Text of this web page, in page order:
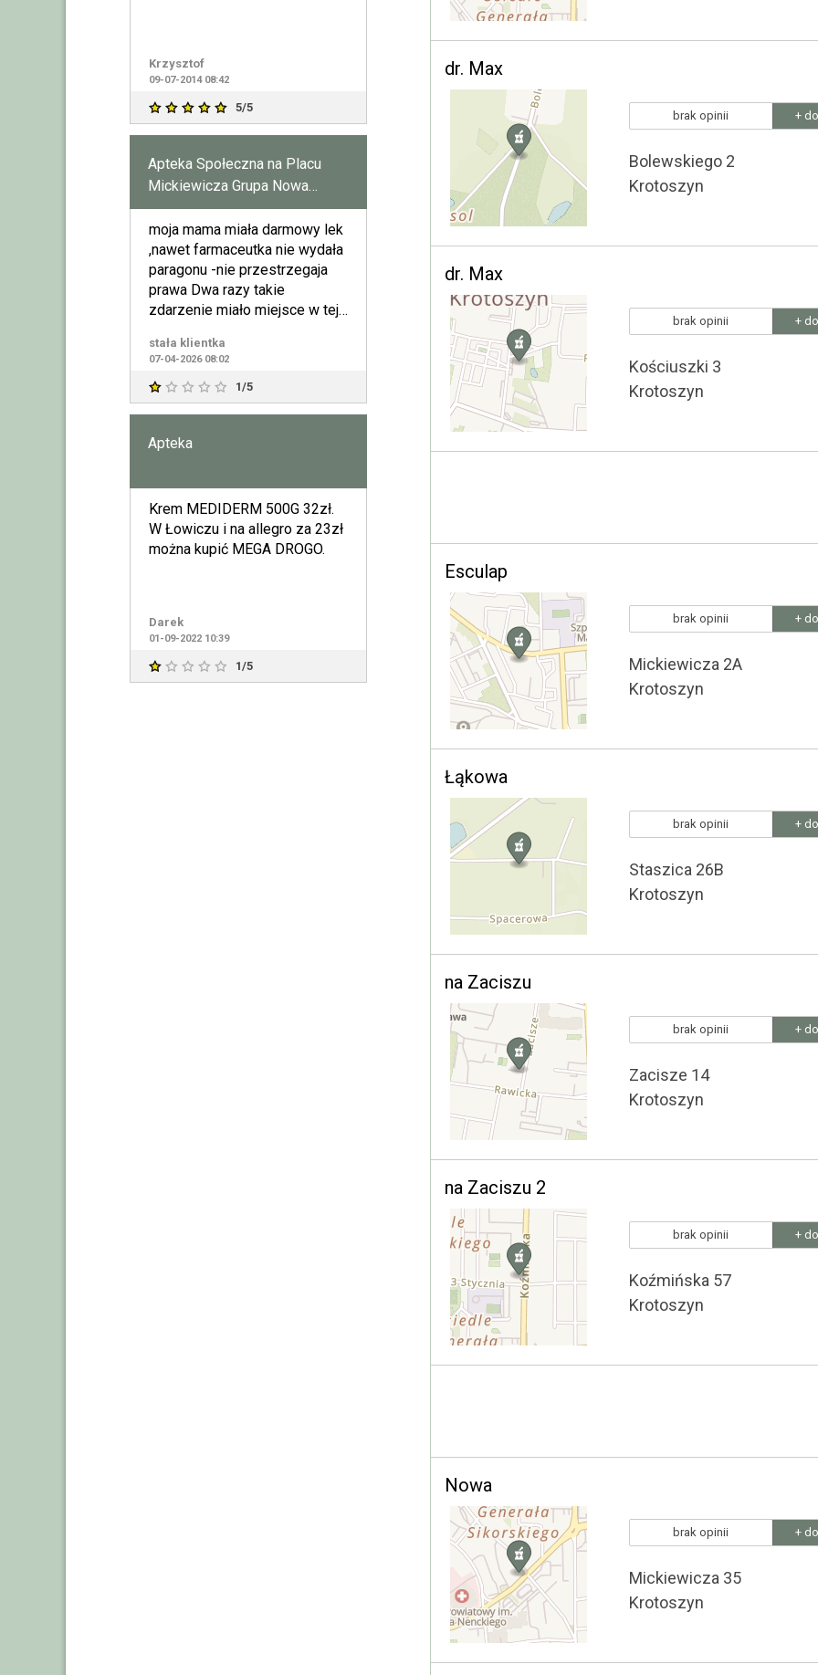
dr. Max
brak opinii +
Bolewskiego 2
Krotoszyn
dr. Max
brak opinii +
Kościuszki 3
Krotoszyn
Esculap
brak opinii +
Mickiewicza 2A
Krotoszyn
Łąkowa
brak opinii +
Staszica 26B
Krotoszyn
na Zaciszu
brak opinii +
Zacisze 14
Krotoszyn
na Zaciszu 2
brak opinii +
Koźmińska 57
Krotoszyn
Nowa
brak opinii +
Mickiewicza 35
Krotoszyn
Krzysztof
09-07-2014 08:42
5/5
Apteka Społeczna na Placu
Mickiewicza Grupa Nowa
Farmacja
moja mama miała darmowy lek
,nawet farmaceutka nie wydała
paragonu -nie przestrzegaja
prawa Dwa razy takie
zdarzenie miało miejsce w tej
stała klientka
07-04-2026 08:02
1/5
Apteka
Krem MEDIDERM 500G 32zł.
W Łowiczu i na allegro za 23zł
można kupić MEGA DROGO.
Darek
01-09-2022 10:39
1/5